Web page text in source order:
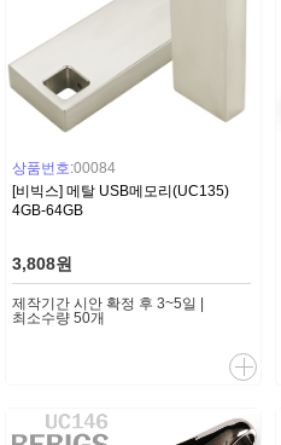
상품번호:00084
[비빅스] 메탈 USB메모리(UC135)
4GB-64GB
3,808원
제작기간 시안 확정 후 3~5일 |
최소수량 50개